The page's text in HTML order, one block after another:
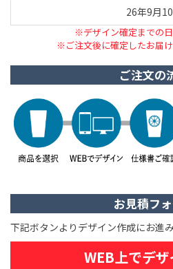
26年9月
※デザイン確定までの日
※ご注文後に確定したお届け
ご注文の
お見積フ
下記ボタンよりデザイン作成にお進み
WEB上でデ